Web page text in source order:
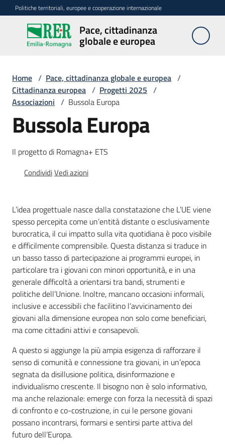
Vai al contenuto
Vai alla navigazione
Vai al footer
Politiche territoriali, europee e cooperazione internazionale
Pace, cittadinanza
globale e europea
Pace,
cittadinanza
europea
Attività
della
pace
europea
Menu selezionato
Educazione
alla
cittadinanza
globale
Politiche
territoriali,
europee e
cooperazione
internazionale
Argomenti
Novità
Home / Pace, cittadinanza globale e europea /
Cittadinanza europea / Progetti 2025 /
Associazioni / Bussola Europa
Bussola Europa
Il progetto di Romagna+ ETS
CondividiVedi azioni
L’idea progettuale nasce dalla constatazione che L’UE viene
spesso percepita come un’entità distante o esclusivamente
burocratica, il cui impatto sulla vita quotidiana è poco visibile
e difficilmente comprensibile. Questa distanza si traduce in
un basso tasso di partecipazione ai programmi europei, in
particolare tra i giovani con minori opportunità, e in una
generale difficoltà a orientarsi tra bandi, strumenti e
politiche dell’Unione. Inoltre, mancano occasioni informali,
inclusive e accessibili che facilitino l’avvicinamento dei
giovani alla dimensione europea non solo come beneficiari,
ma come cittadini attivi e consapevoli.
A questo si aggiunge la più ampia esigenza di rafforzare il
senso di comunità e connessione tra giovani, in un’epoca
segnata da disillusione politica, disinformazione e
individualismo crescente. Il bisogno non è solo informativo,
ma anche relazionale: emerge con forza la necessità di spazi
di confronto e co-costruzione, in cui le persone giovani
possano incontrarsi, formarsi e sentirsi parte attiva del
futuro dell’Europa.